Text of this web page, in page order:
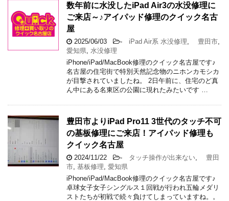
数年前に水没したiPad Air3の水没修理に
ご来店～♪アイパッド修理のクイック名古
屋
2025/06/03 - iPad Air系 水没修理 豊田市
愛知県
水没修理
iPhone/iPad/MacBook修理のクイック名古屋です♪
名古屋の住宅街で特別天然記念物のニホンカモシカ
が目撃されていましたね。 2日午前に、住宅のど真
ん中にある名東区の公園に現れたみたいです …
豊田市よりiPad Pro11 3世代のタッチ不可
の基板修理にご来店！アイパッド修理も
クイック名古屋
2024/11/22 - タッチ操作が出来ない
豊田
市 基板修理 愛知県
iPhone/iPad/MacBook修理のクイック名古屋です♪
卓球女子女子シングルス１回戦が行われ五輪メダリ
ストたちが初戦で続々負けてしまっていますね。。